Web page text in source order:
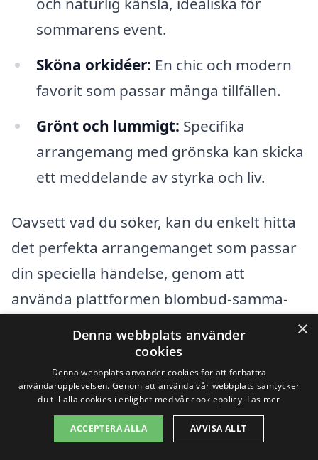
sommarens event.
Sköna orkidéer: En chic och modern
favorit som passar många tillfällen.
Grönt och lummigt: Specifika
arrangemang med grönska kan skicka
ett meddelande av styrka och liv.
Oavsett vad du söker, kan du enkelt hitta
det perfekta arrangemanget som passar
din speciella händelse, genom att
använda plattformen blombud-samma-
dag.se. Genom att göra en enkel sökning
kan du jämföra olika blomsterhandlare
och deras erbjudanden, samt beställa
blommor för leverans samma dag. Det tar
bara några minuter och du kan vara säker
×
Denna webbplats använder
cookies
Denna webbplats använder cookies för att förbättra
användarupplevelsen. Genom att använda vår webbplats samtycker
du till alla cookies i enlighet med vår cookiepolicy. Läs mer
ACCEPTERA ALLA AVVISA ALLT